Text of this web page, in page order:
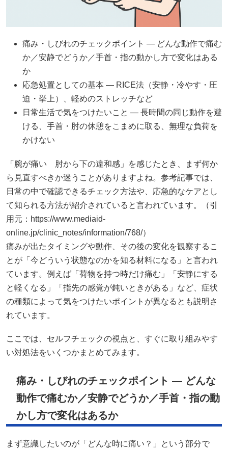
痛み・しびれのチェックポイント — どんな動作で痛む
か／安静でどうか／手首・指の動かし方で変化はある
か
応急処置としての基本 ― RICE法（安静・冷やす・圧
迫・挙上）、軽めのストレッチなど
日常生活で気をつけたいこと — 長時間の同じ動作を避
ける、手首・肘の休憩をこまめに取る、無理な負荷を
かけない
「腕が痛い 肘から下の違和感」を感じたとき、まず何か
ら見直すべきか迷うことがありますよね。参考記事では、
日常の中で確認できるチェック方法や、応急的なケアとし
て知られる方法が紹介されていると言われています。（引
用元：https://www.mediaid-
online.jp/clinic_notes/information/768/）
痛みが出たタイミングや動作、その後の変化を観察するこ
とが「今どういう状態なのかを知る材料になる」と言われ
ています。例えば「荷物を持つ時だけ痛む」「安静にする
と軽くなる」「指先の感覚が鈍いときがある」など、症状
の種類によって気をつけたいポイントが異なるとも説明さ
れています。
ここでは、セルフチェックの視点と、すぐに取り組みやす
い対処法をいくつかまとめてみます。
痛み・しびれのチェックポイント — どんな
動作で痛むか／安静でどうか／手首・指の動
かし方で変化はあるか
まず意識したいのが「どんな時に痛い？」という部分で